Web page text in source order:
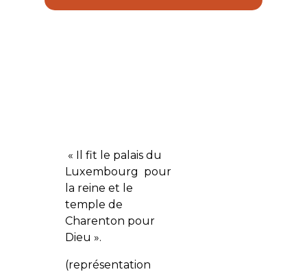
« Il fit le palais du
Luxembourg pour
la reine et le
temple de
Charenton pour
Dieu ».
(représentation